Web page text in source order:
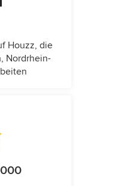
Houzz, die
Nordrhein-